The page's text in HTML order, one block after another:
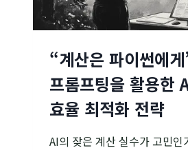
“계산은 파이썬에
프롬프팅을 활용한
효율 최적화 전략
AI의 잦은 계산 실수가 고민인